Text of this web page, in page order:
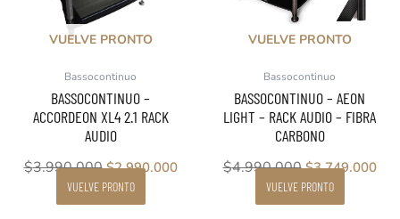
VUELVE PRONTO
Bassocontinuo
BASSOCONTINUO –
ACCORDEON XL4 2.1 RACK
AUDIO
$3.990.000 $2.990.000
VUELVE PRONTO
VUELVE PRONTO
Bassocontinuo
BASSOCONTINUO – AEON
LIGHT – RACK AUDIO – FIBRA
CARBONO
$4.990.000 $3.749.000
VUELVE PRONTO